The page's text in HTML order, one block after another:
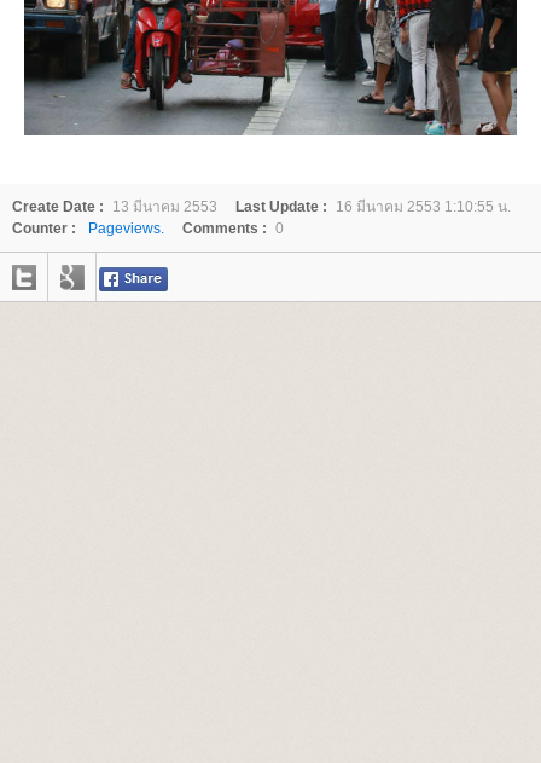
Create Date : 13 มีนาคม 2553 Last Update :
16 มีนาคม 2553 1:10:55 น.
Counter :
Pageviews. Comments : 0